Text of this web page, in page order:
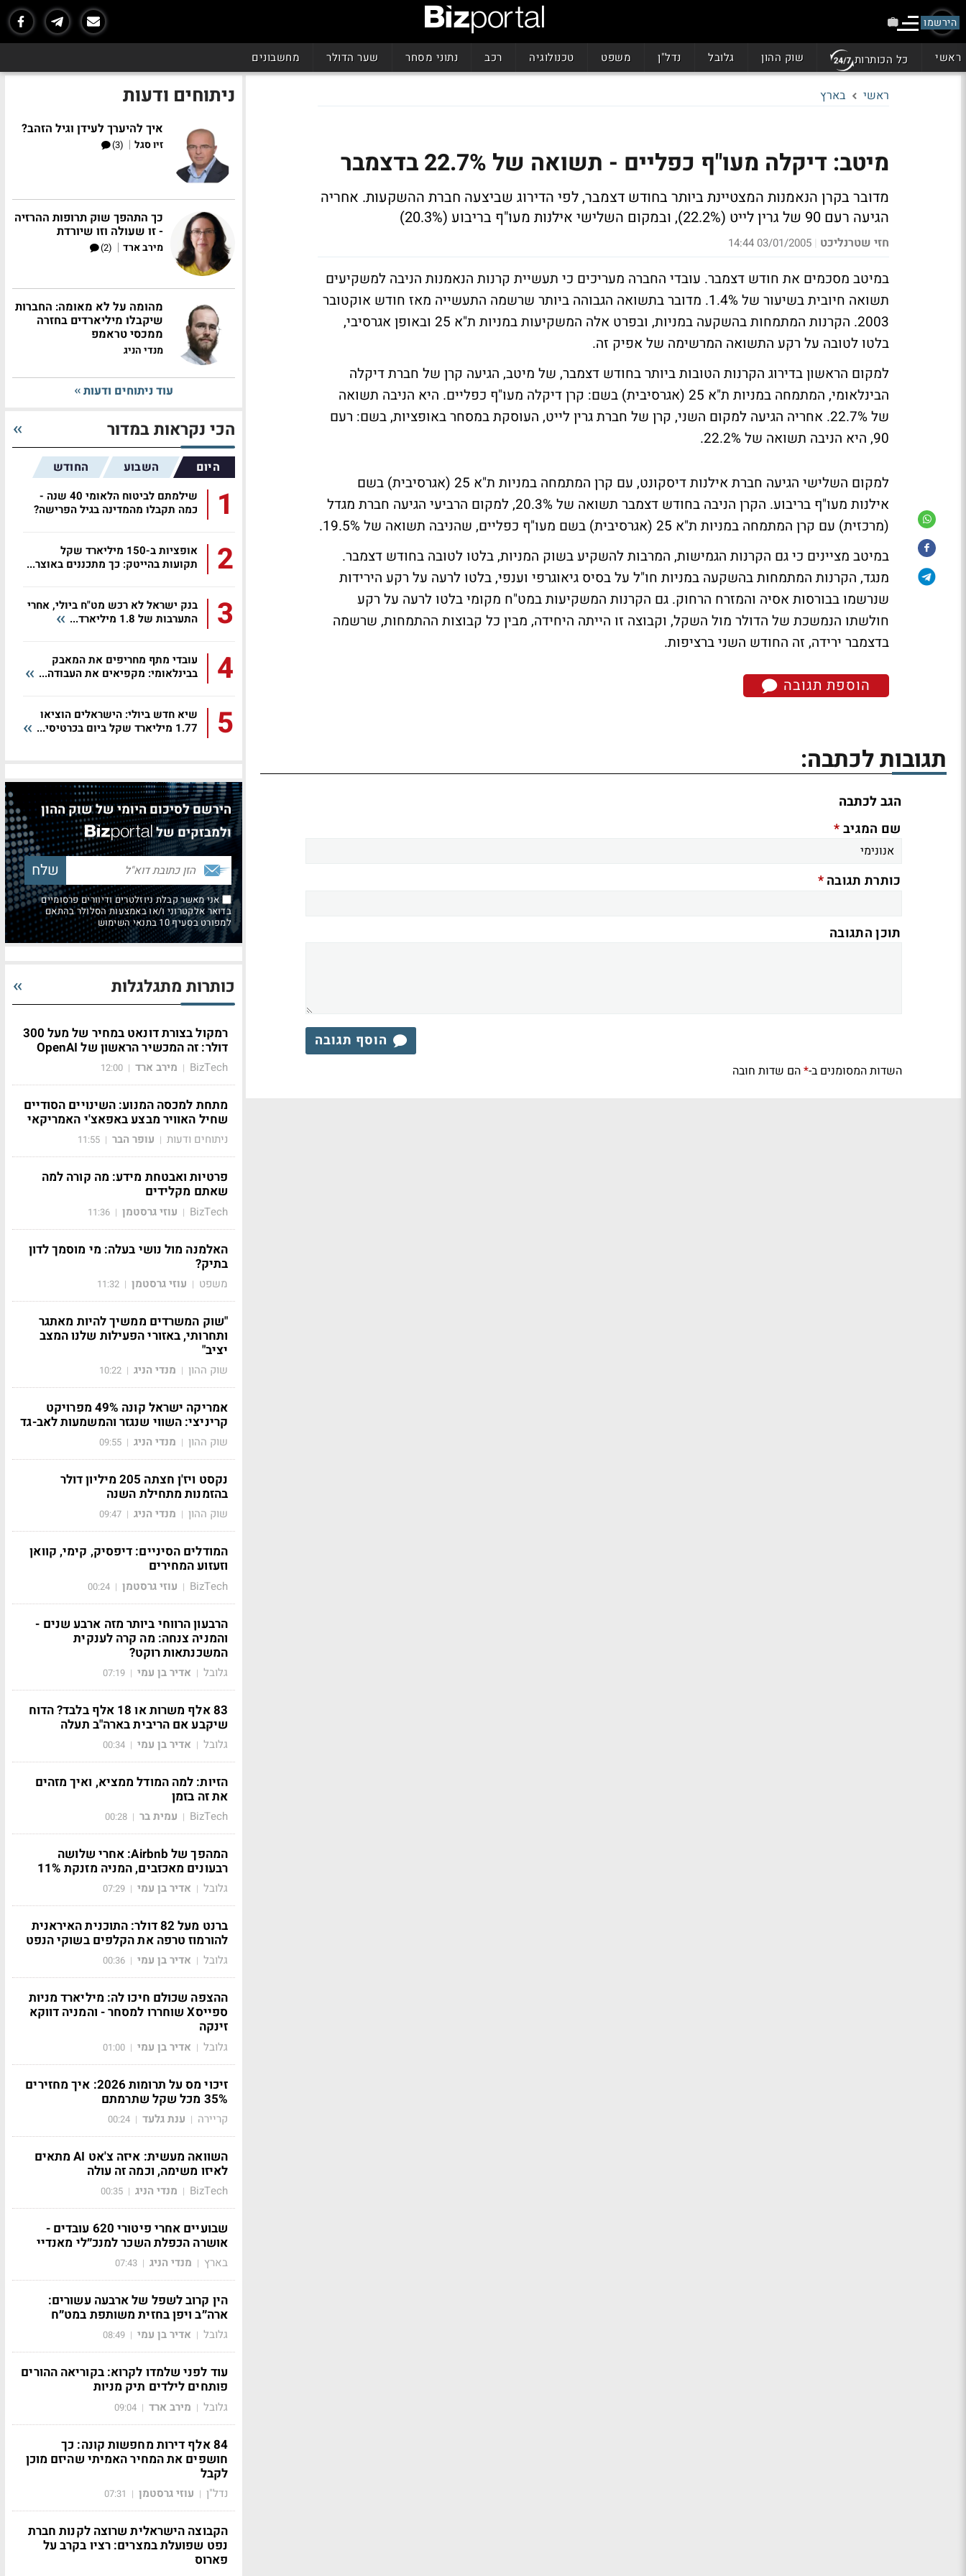
הירשמו
ראשי כל הכותרות שוק ההון גלובל נדל"ן משפט טכנולוגיה רכב נתוני מסחר שער הדולר מחשבונים
ראשי בארץ
מיטב: דיקלה מעו"ף כפליים - תשואה של 22.7% בדצמבר
מדובר בקרן הנאמנות המצטיינת ביותר בחודש דצמבר, לפי הדירוג שביצעה חברת ההשקעות. אחריה
הגיעה רעם 90 של גרין לייט (22.2%), ובמקום השלישי אילנות מעו"ף בריבוע (20.3%)
חזי שטרנליכט |
03/01/2005 14:44
במיטב מסכמים את חודש דצמבר. עובדי החברה מעריכים כי תעשיית קרנות הנאמנות הניבה למשקיעים
תשואה חיובית בשיעור של 1.4%. מדובר בתשואה הגבוהה ביותר שרשמה התעשייה מאז חודש אוקטובר
2003. הקרנות המתמחות בהשקעה במניות, ובפרט אלה המשקיעות במניות ת"א 25 ובאופן אגרסיבי,
בלטו לטובה על רקע התשואה המרשימה של אפיק זה.
למקום הראשון בדירוג הקרנות הטובות ביותר בחודש דצמבר, של מיטב, הגיעה קרן של חברת דיקלה
הבינלאומי, המתמחה במניות ת"א 25 (אגרסיבית) בשם:
קרן דיקלה מעו"ף כפליים. היא הניבה תשואה
של 22.7%. אחריה הגיעה למקום השני, קרן של חברת גרין לייט, העוסקת במסחר באופציות, בשם:
רעם
90, היא הניבה תשואה של 22.2%.
למקום השלישי הגיעה חברת אילנות דיסקונט, עם קרן המתמחה במניות ת"א 25 (אגרסיבית) בשם
אילנות מעו"ף בריבוע
. הקרן הניבה בחודש דצמבר תשואה של 20.3%, למקום הרביעי הגיעה חברת מגדל
(מרכזית) עם קרן המתמחה במניות ת"א 25 (אגרסיבית) בשם
מעו"ף כפליים, שהניבה תשואה של 19.5%.
במיטב מציינים כי גם הקרנות הגמישות, המרבות להשקיע בשוק המניות, בלטו לטובה בחודש דצמבר.
מנגד, הקרנות המתמחות בהשקעה במניות חו"ל על בסיס גיאוגרפי וענפי, בלטו לרעה על רקע הירידות
שנרשמו בבורסות אסיה והמזרח הרחוק. גם הקרנות המשקיעות במט"ח מקומי בלטו לרעה על רקע
חולשתו הנמשכת של הדולר מול השקל, וקבוצה זו הייתה היחידה, מבין כל קבוצות ההתמחות, שרשמה
בדצמבר ירידה, זה החודש השני ברציפות.
הוספת תגובה
תגובות לכתבה:
הגב לכתבה
שם המגיב*
כותרת תגובה*
תוכן התגובה
הוסף תגובה
השדות המסומנים ב-*הם שדות חובה
ניתוחים ודעות
איך להיערך לעידן וגיל הזהב?
זיו סגל |
(3)
כך התהפך שוק תרופות ההרזיה
- זו שעולה וזו שיורדת
מירב ארד |
(2)
מהומה על לא מאומה: החברות
שיקבלו מיליארדים בחזרה
ממכסי טראמפ
מנדי הניג
עוד ניתוחים ודעות
הכי נקראות במדור
היום השבוע החודש
1
שילמתם לביטוח הלאומי 40 שנה -
כמה תקבלו מהמדינה בגיל הפרישה?
2
אופציות ב-150 מיליארד שקל
תקועות בהייטק: כך מתכננים באוצר...
3
בנק ישראל לא רכש מט"ח ביולי, אחרי
התערבות של 1.8 מיליארד...
4
עובדי מתף מחריפים את המאבק
בבינלאומי: מקפיאים את העבודה...
5
שיא חדש ביולי: הישראלים הוציאו
1.77 מיליארד שקל ביום בכרטיסי...
הירשם לסיכום היומי של שוק ההון
ולמבזקים של
אני מאשר קבלת ניוזלטרים ודיוורים פרסומיים
בדואר אלקטרוני ו/או באמצעות הסלולר בהתאם
למפורט בסעיף 10 בתנאי השימוש
כותרות מתגלגלות
רמקול בצורת דונאט במחיר של מעל 300
דולר: זה המכשיר הראשון של OpenAI
BizTech
| מירב ארד |
12:00
מתחת למכסה המנוע: השינויים הסודיים
שחיל האוויר מבצע באפאצ'י האמריקאי
ניתוחים ודעות | עופר הבר |
11:55
פרטיות ואבטחת מידע: מה קורה למה
שאתם מקלידים
BizTech
| עוזי גרסטמן |
11:36
האלמנה מול נושי בעלה: מי מוסמך לדון
בתיק?
משפט | עוזי גרסטמן |
11:32
"שוק המשרדים ממשיך להיות מאתגר
ותחרותי, באזורי הפעילות שלנו המצב
יציב"
שוק ההון | מנדי הניג |
10:22
אמריקה ישראל קונה 49% מפרויקט
קריניצי: השווי שנגזר והמשמעות לאב-גד
שוק ההון | מנדי הניג |
09:55
נקסט ויז'ן חצתה 205 מיליון דולר
בהזמנות מתחילת השנה
שוק ההון | מנדי הניג |
09:47
המודלים הסיניים: דיפסיק, קימי, קוואן
וזעזוע המחירים
BizTech
| עוזי גרסטמן |
00:24
הרבעון הרווחי ביותר מזה ארבע שנים -
והמניה צנחה: מה קרה לענקית
המשכנתאות רוקט?
גלובל | אדיר בן עמי |
07:19
83 אלף משרות או 18 אלף בלבד? הדוח
שיקבע אם הריבית בארה"ב תעלה
גלובל | אדיר בן עמי |
00:34
הזיות: למה המודל ממציא, ואיך מזהים
את זה בזמן
BizTech
| עמית בר |
00:28
המהפך של Airbnb: אחרי שלושה
רבעונים מאכזבים, המניה מזנקת 11%
גלובל | אדיר בן עמי |
07:29
ברנט מעל 82 דולר: התוכנית האיראנית
להורמוז טרפה את הקלפים בשוקי הנפט
גלובל | אדיר בן עמי |
00:36
ההצפה שכולם חיכו לה: מיליארד מניות
ספייסX שוחררו למסחר - והמניה דווקא
זינקה
גלובל | אדיר בן עמי |
01:00
זיכוי מס על תרומות 2026: איך מחזירים
35% מכל שקל שתרמתם
קריירה | ענת גלעד |
00:24
השוואה מעשית: איזה צ'אט AI מתאים
לאיזו משימה, וכמה זה עולה
BizTech
| מנדי הניג |
00:35
שבועיים אחרי פיטורי 620 עובדים -
אושרה הכפלת השכר למנכ״לי מאנדיי
בארץ | מנדי הניג |
07:43
הין קרוב לשפל של ארבעה עשורים:
ארה״ב ויפן בחזית משותפת במט״ח
גלובל | אדיר בן עמי |
08:49
עוד לפני שלמדו לקרוא: בקוריאה ההורים
פותחים לילדים תיק מניות
גלובל | מירב ארד |
09:04
84 אלף דירות מחפשות קונה: כך
חושפים את המחיר האמיתי שהיזם מוכן
לקבל
נדל"ן | עוזי גרסטמן |
07:31
הקבוצה הישראלית שרוצה לקנות חברת
נפט שפועלת במצרים: רציו בקרב על
פארוס